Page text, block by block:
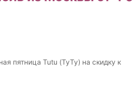
пятница Tutu (ТуТу) на скидку к